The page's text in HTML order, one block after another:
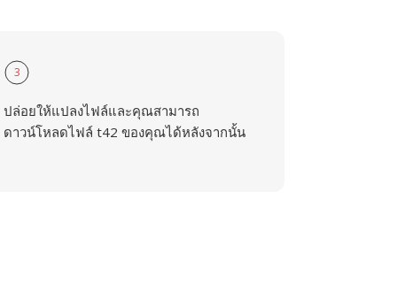
3
ปล่อยให้แปลงไฟล์และคุณสามารถ
ดาวน์โหลดไฟล์ t42 ของคุณได้หลังจากนั้น